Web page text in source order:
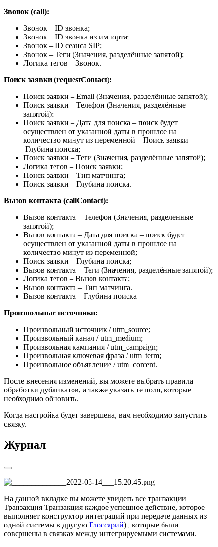
Звонок (call):
Звонок – ID звонка;
Звонок – ID звонка из импорта;
Звонок – ID сеанса SIP;
Звонок – Теги (Значения, разделённые запятой);
Логика тегов – Звонок.
Поиск заявки (requestContact):
Поиск заявки – Email (Значения, разделённые запятой);
Поиск заявки – Телефон (Значения, разделённые
запятой);
Поиск заявки – Дата для поиска – поиск будет
осуществлен от указанной даты в прошлое на
количество минут из переменной – Поиск заявки –
Глубина поиска;
Поиск заявки – Теги (Значения, разделённые запятой);
Логика тегов – Поиск заявки;
Поиск заявки – Тип матчинга;
Поиск заявки – Глубина поиска.
Вызов контакта (callContact):
Вызов контакта – Телефон (Значения, разделённые
запятой);
Вызов контакта – Дата для поиска – поиск будет
осуществлен от указанной даты в прошлое на
количество минут из переменной;
Поиск заявки – Глубина поиска;
Вызов контакта – Теги (Значения, разделённые запятой);
Логика тегов – Вызов контакта;
Вызов контакта – Тип матчинга.
Вызов контакта – Глубина поиска
Произвольные источники:
Произвольный источник / utm_source;
Произвольный канал / utm_medium;
Произвольная кампания / utm_campaign;
Произвольная ключевая фраза / utm_term;
Произвольное объявление / utm_content.
После внесения изменений, вы можете выбрать правила
обработки дубликатов, а также указать те поля, которые
необходимо обновить.
Когда настройка будет завершена, вам необходимо запустить
связку.
Журнал
На данной вкладке вы можете увидеть все транзакции
Транзакция Транзакция каждое успешное действие, которое
выполняет конструктор интеграций при передаче данных из
одной системы в другую.Глоссарий) , которые были
совершены в связках между интегрируемыми системами.